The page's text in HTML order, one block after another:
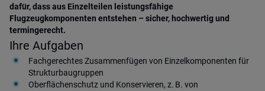
dafür, dass aus Einzelteilen leistungsfähige
Flugzeugkomponenten entstehen – sicher, hochwertig und
termingerecht.
Ihre Aufgaben
Fachgerechtes Zusammenfügen von Einzelkomponenten für
Strukturbaugruppen
Oberflächenschutz und Konservieren, z. B. von